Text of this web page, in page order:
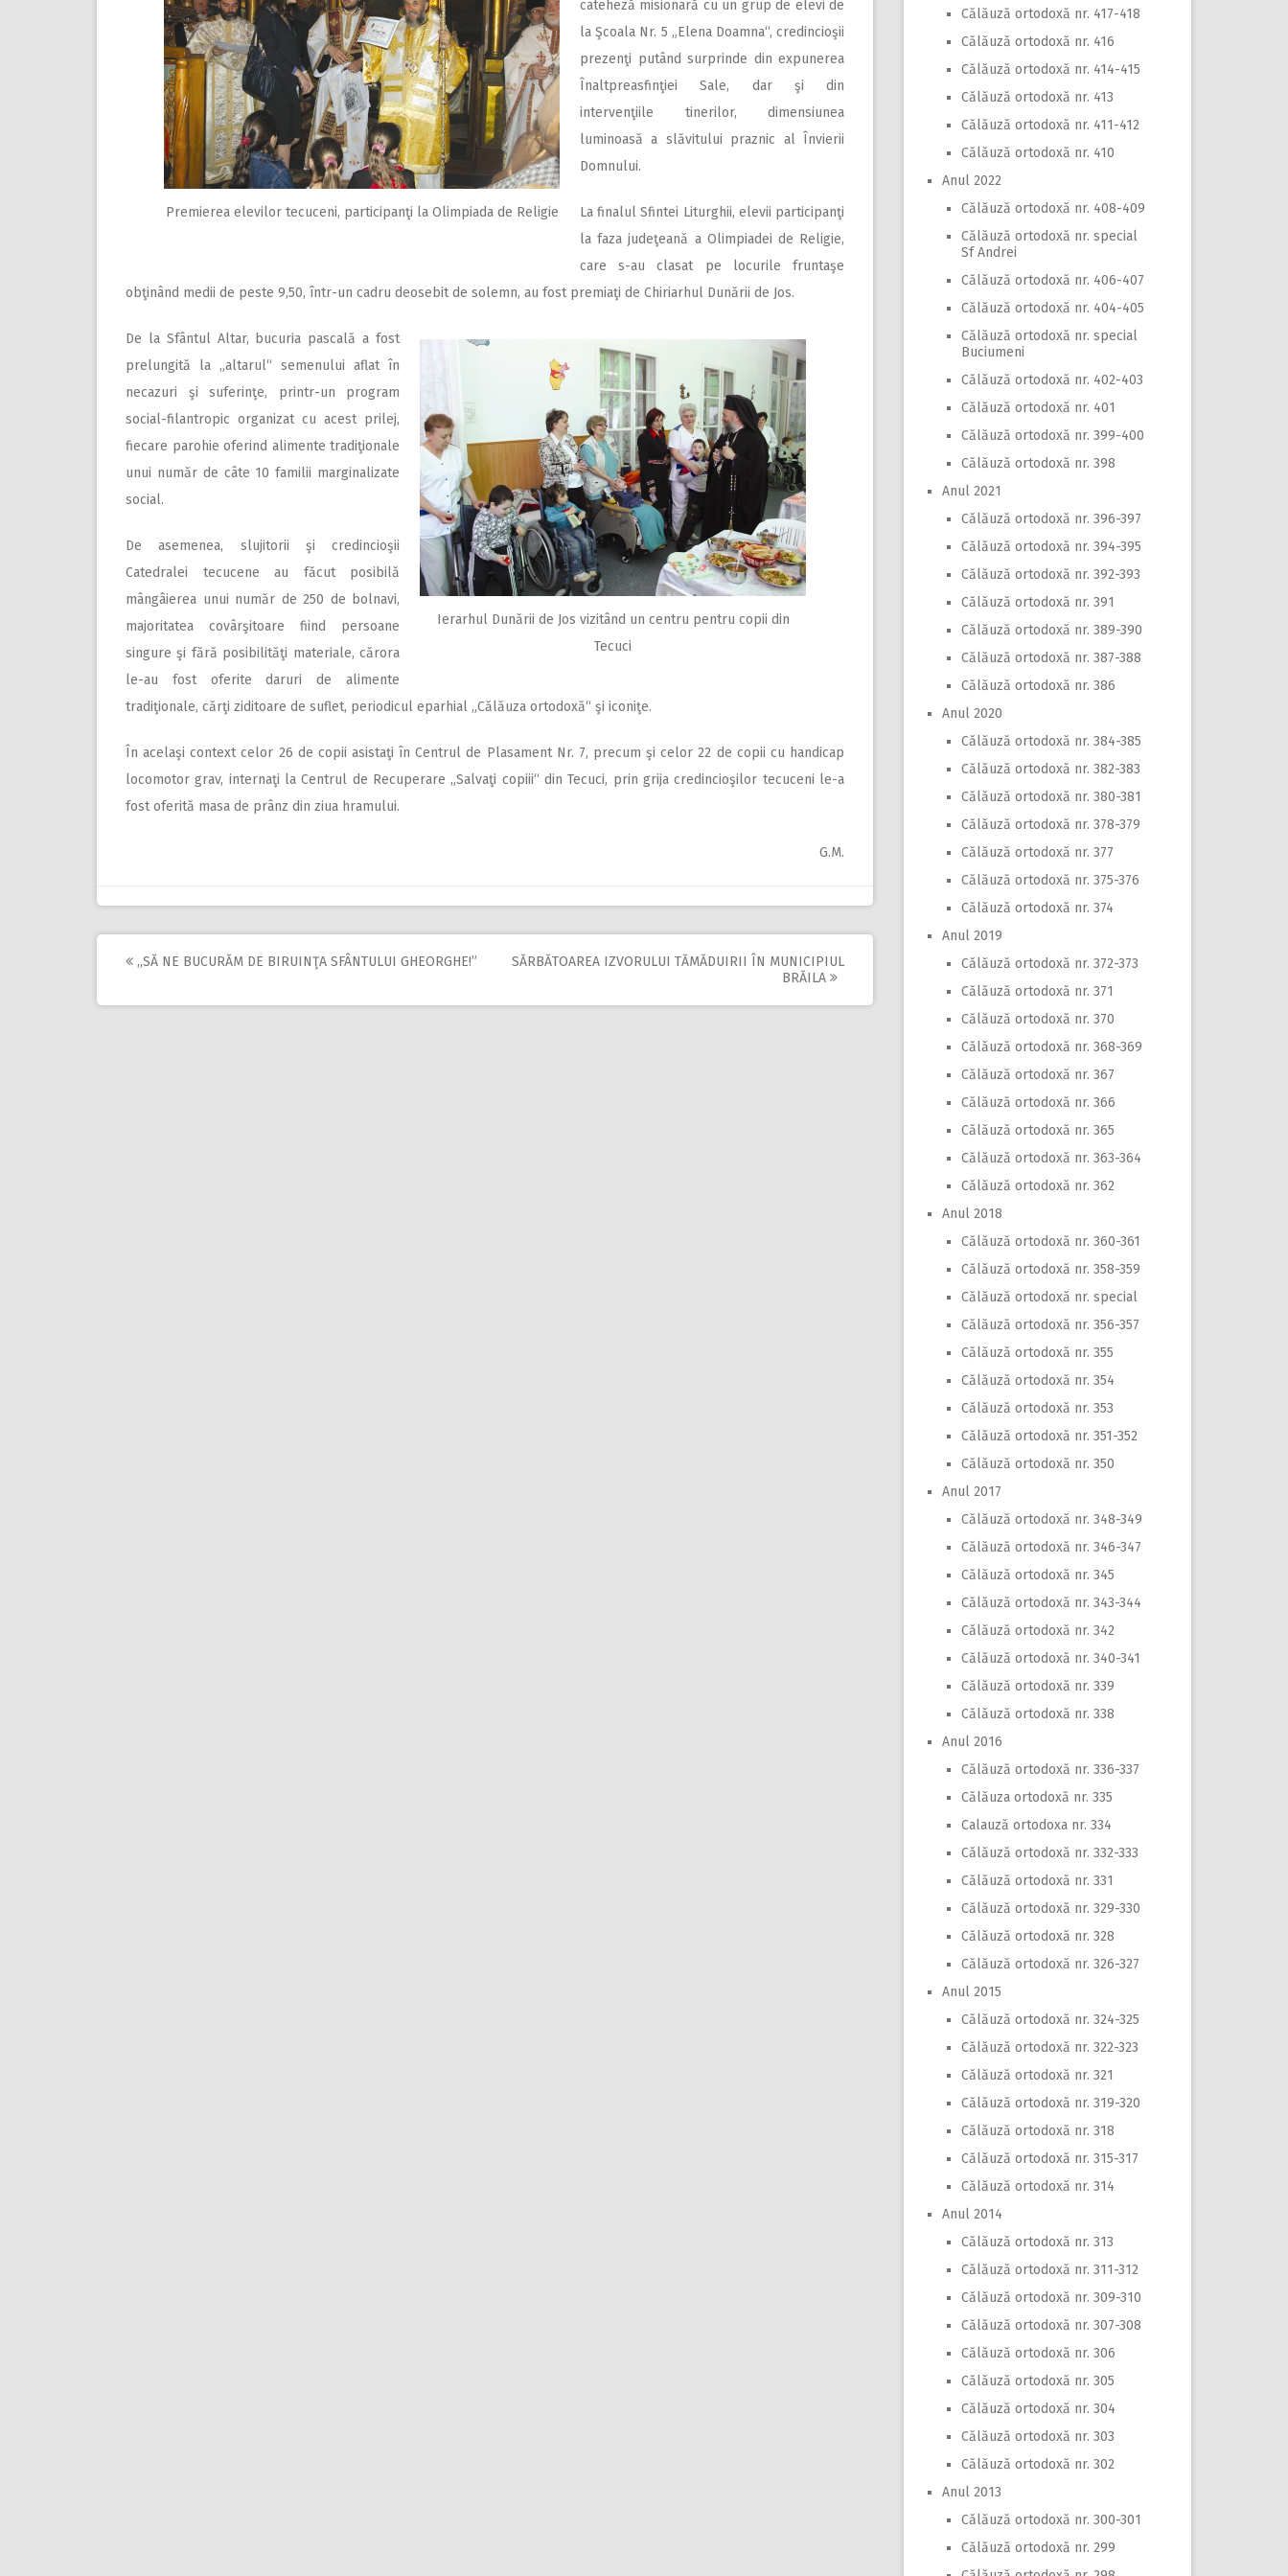
Premierea elevilor tecuceni, participanţi la Olimpiada de Religie
cateheză misionară cu un grup de elevi de
la Şcoala Nr. 5 „Elena Doamna“, credincioşii
prezenţi putând surprinde din expunerea
Înaltpreasfinţiei Sale, dar şi din
intervenţiile tinerilor, dimensiunea
luminoasă a slăvitului praznic al Învierii
Domnului.
La finalul Sfintei Liturghii, elevii participanţi
la faza judeţeană a Olimpiadei de Religie,
care s-au clasat pe locurile fruntaşe
obţinând medii de peste 9,50, într-un cadru deosebit de solemn, au fost premiaţi de Chiriarhul Dunării de Jos.
Ierarhul Dunării de Jos vizitând un centru pentru copii din
Tecuci
De la Sfântul Altar, bucuria pascală a fost
prelungită la „altarul“ semenului aflat în
necazuri şi suferinţe, printr-un program
social-filantropic organizat cu acest prilej,
fiecare parohie oferind alimente tradiţionale
unui număr de câte 10 familii marginalizate
social.
De asemenea, slujitorii şi credincioşii
Catedralei tecucene au făcut posibilă
mângâierea unui număr de 250 de bolnavi,
majoritatea covârşitoare fiind persoane
singure şi fără posibilităţi materiale, cărora
le-au fost oferite daruri de alimente
tradiţionale, cărţi ziditoare de suflet, periodicul eparhial „Călăuza ortodoxă“ şi iconiţe.
În acelaşi context celor 26 de copii asistaţi în Centrul de Plasament Nr. 7, precum şi celor 22 de copii cu handicap
locomotor grav, internaţi la Centrul de Recuperare „Salvaţi copiii“ din Tecuci, prin grija credincioşilor tecuceni le-a
fost oferită masa de prânz din ziua hramului.
G.M.
navigation
,,SĂ NE BUCURĂM DE BIRUINŢA SFÂNTULUI GHEORGHE!”
SĂRBĂTOAREA IZVORULUI TĂMĂDUIRII ÎN MUNICIPIUL
BRĂILA
Călăuză ortodoxă nr. 417-418
Călăuză ortodoxă nr. 416
Călăuză ortodoxă nr. 414-415
Călăuză ortodoxă nr. 413
Călăuză ortodoxă nr. 411-412
Călăuză ortodoxă nr. 410
Anul 2022
Călăuză ortodoxă nr. 408-409
Călăuză ortodoxă nr. special
Sf Andrei
Călăuză ortodoxă nr. 406-407
Călăuză ortodoxă nr. 404-405
Călăuză ortodoxă nr. special
Buciumeni
Călăuză ortodoxă nr. 402-403
Călăuză ortodoxă nr. 401
Călăuză ortodoxă nr. 399-400
Călăuză ortodoxă nr. 398
Anul 2021
Călăuză ortodoxă nr. 396-397
Călăuză ortodoxă nr. 394-395
Călăuză ortodoxă nr. 392-393
Călăuză ortodoxă nr. 391
Călăuză ortodoxă nr. 389-390
Călăuză ortodoxă nr. 387-388
Călăuză ortodoxă nr. 386
Anul 2020
Călăuză ortodoxă nr. 384-385
Călăuză ortodoxă nr. 382-383
Călăuză ortodoxă nr. 380-381
Călăuză ortodoxă nr. 378-379
Călăuză ortodoxă nr. 377
Călăuză ortodoxă nr. 375-376
Călăuză ortodoxă nr. 374
Anul 2019
Călăuză ortodoxă nr. 372-373
Călăuză ortodoxă nr. 371
Călăuză ortodoxă nr. 370
Călăuză ortodoxă nr. 368-369
Călăuză ortodoxă nr. 367
Călăuză ortodoxă nr. 366
Călăuză ortodoxă nr. 365
Călăuză ortodoxă nr. 363-364
Călăuză ortodoxă nr. 362
Anul 2018
Călăuză ortodoxă nr. 360-361
Călăuză ortodoxă nr. 358-359
Călăuză ortodoxă nr. special
Călăuză ortodoxă nr. 356-357
Călăuză ortodoxă nr. 355
Călăuză ortodoxă nr. 354
Călăuză ortodoxă nr. 353
Călăuză ortodoxă nr. 351-352
Călăuză ortodoxă nr. 350
Anul 2017
Călăuză ortodoxă nr. 348-349
Călăuză ortodoxă nr. 346-347
Călăuză ortodoxă nr. 345
Călăuză ortodoxă nr. 343-344
Călăuză ortodoxă nr. 342
Călăuză ortodoxă nr. 340-341
Călăuză ortodoxă nr. 339
Călăuză ortodoxă nr. 338
Anul 2016
Călăuză ortodoxă nr. 336-337
Călăuza ortodoxă nr. 335
Calauză ortodoxa nr. 334
Călăuză ortodoxă nr. 332-333
Călăuză ortodoxă nr. 331
Călăuză ortodoxă nr. 329-330
Călăuză ortodoxă nr. 328
Călăuză ortodoxă nr. 326-327
Anul 2015
Călăuză ortodoxă nr. 324-325
Călăuză ortodoxă nr. 322-323
Călăuză ortodoxă nr. 321
Călăuză ortodoxă nr. 319-320
Călăuză ortodoxă nr. 318
Călăuză ortodoxă nr. 315-317
Călăuză ortodoxă nr. 314
Anul 2014
Călăuză ortodoxă nr. 313
Călăuză ortodoxă nr. 311-312
Călăuză ortodoxă nr. 309-310
Călăuză ortodoxă nr. 307-308
Călăuză ortodoxă nr. 306
Călăuză ortodoxă nr. 305
Călăuză ortodoxă nr. 304
Călăuză ortodoxă nr. 303
Călăuză ortodoxă nr. 302
Anul 2013
Călăuză ortodoxă nr. 300-301
Călăuză ortodoxă nr. 299